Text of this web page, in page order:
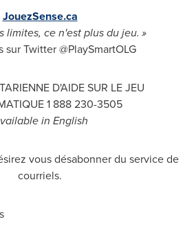
JouezSense.ca
limites, ce n'est plus du jeu. »
sur Twitter @PlaySmartOLG
D'AIDE SUR LE JEU
1 888 230-3505
in English
vous désabonner du service de
courriels.